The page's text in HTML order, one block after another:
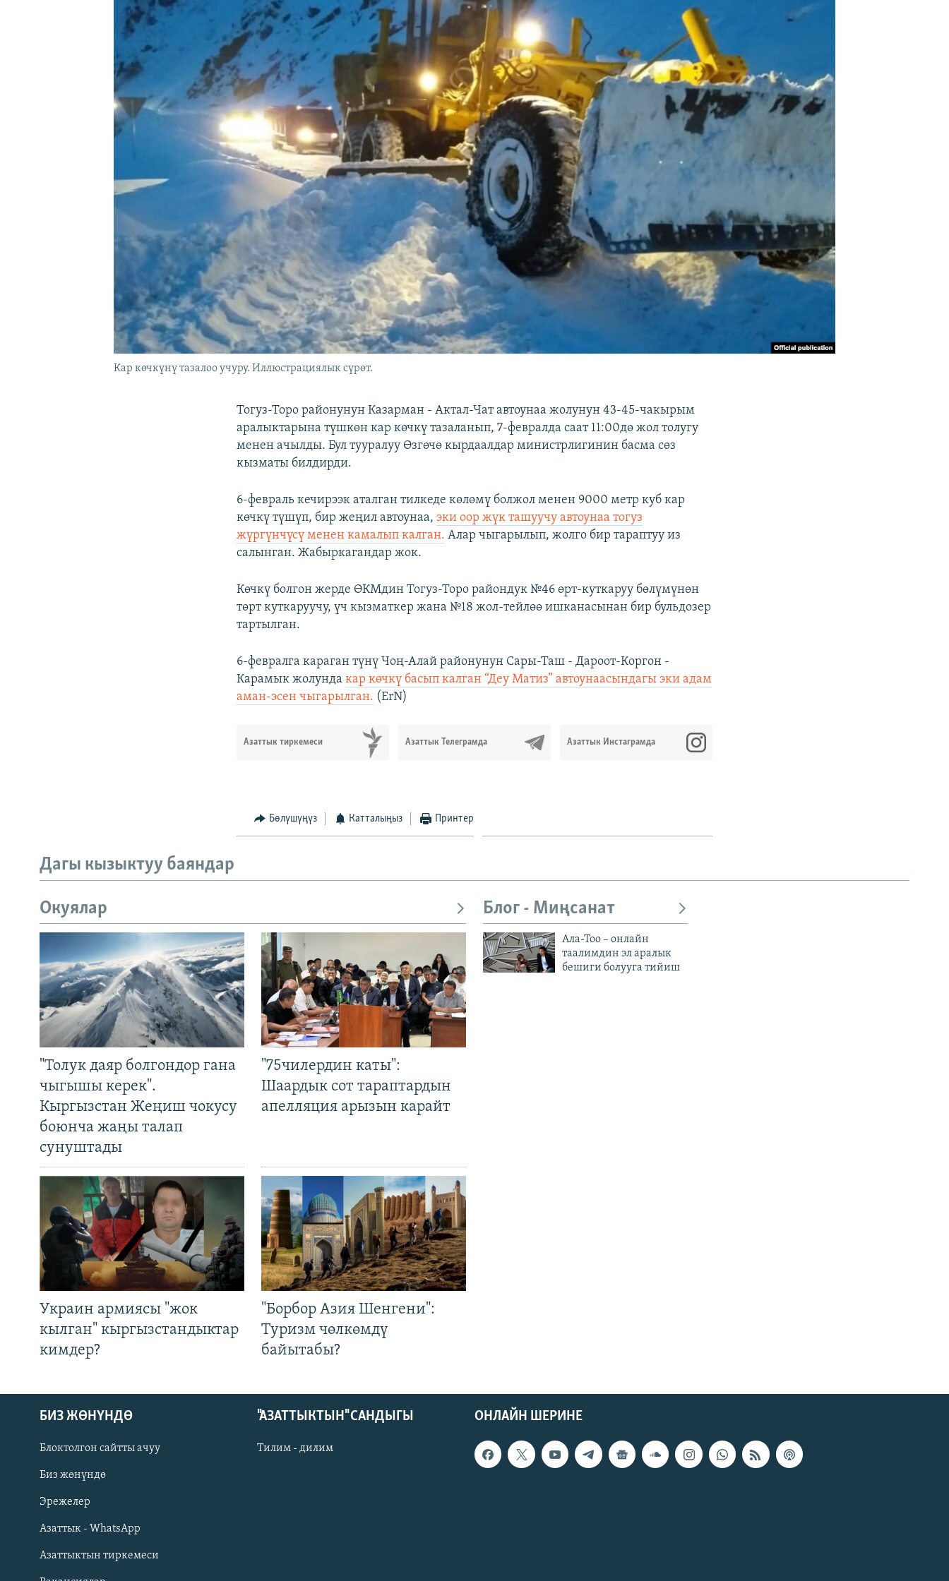
Русский
ОНЛАЙН ШЕРИНЕ
Кар көчкүнү тазалоо учуру. Иллюстрациялык сүрөт.
Тогуз-Торо районунун Казарман - Актал-Чат автоунаа жолунун 43-45-чакырым
аралыктарына түшкөн кар көчкү тазаланып, 7-февралда саат 11:00дө жол толугу
менен ачылды. Бул тууралуу Өзгөчө кырдаалдар министрлигинин басма сөз
кызматы билдирди.
6-февраль кечирээк аталган тилкеде көлөмү болжол менен 9000 метр куб кар
көчкү түшүп, бир жеңил автоунаа,эки оор жүк ташуучу автоунаа тогуз
жүргүнчүсү менен камалып калган. Алар чыгарылып, жолго бир тараптуу из
салынган. Жабыркагандар жок.
Көчкү болгон жерде ӨКМдин Тогуз-Торо райондук №46 өрт-куткаруу бөлүмүнөн
төрт куткаруучу, үч кызматкер жана №18 жол-тейлөө ишканасынан бир бульдозер
тартылган.
6-февралга караган түнү Чоң-Алай районунун Сары-Таш - Дароот-Коргон -
Карамык жолундакар көчкү басып калган “Деу Матиз” автоунаасындагы эки адам
аман-эсен чыгарылган. (ErN)
Азаттык тиркемеси Азаттык Телеграмда Азаттык Инстаграмда
Бөлүшүңүз Катталыңыз Принтер
Дагы кызыктуу баяндар
Окуялар
"Толук даяр болгондор гана
чыгышы керек".
Кыргызстан Жеңиш чокусу
боюнча жаңы талап
сунуштады
"75чилердин каты":
Шаардык сот тараптардын
апелляция арызын карайт
Украин армиясы "жок
кылган" кыргызстандыктар
кимдер?
"Борбор Азия Шенгени":
Туризм чөлкөмдү
байытабы?
Блог - Миңсанат
Ала-Тоо – онлайн
таалимдин эл аралык
бешиги болууга тийиш
ОНЛАЙН ШЕРИНЕ
БИЗ ЖӨНҮНДӨ
Блоктолгон сайтты ачуу
Биз жөнүндө
Эрежелер
Азаттык - WhatsApp
Азаттыктын тиркемеси
"АЗАТТЫКТЫН" САНДЫГЫ
Тилим - дилим